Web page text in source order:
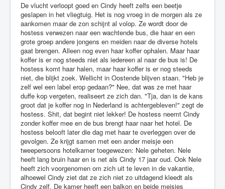
De vlucht verloopt goed en Cindy heeft zelfs een beetje
geslapen in het vliegtuig. Het is nog vroeg in de morgen als ze
aankomen maar de zon schijnt al volop. Ze wordt door de
hostess verwezen naar een wachtende bus, die haar en een
grote groep andere jongens en meiden naar de diverse hotels
gaat brengen. Alleen nog even haar koffer ophalen. Maar haar
koffer is er nog steeds niet als iedereen al naar de bus is! De
hostess komt haar halen, maar haar koffer is er nog steeds
niet, die blijkt zoek. Wellicht in Oostende blijven staan. "Heb je
zelf wel een label erop gedaan?" Nee, dat was ze met haar
duffe kop vergeten, realiseert ze zich dan. "Tja, dan is de kans
groot dat je koffer nog in Nederland is achtergebleven!" zegt de
hostess. Shit, dat begint niet lekker! De hostess neemt Cindy
zonder koffer mee en de bus brengt haar naar het hotel. De
hostess belooft later die dag met haar te overleggen over de
gevolgen. Ze krijgt samen met een ander meisje een
tweepersoons hotelkamer toegewezen: Nele geheten. Nele
heeft lang bruin haar en is net als Cindy 17 jaar oud. Ook Nele
heeft zich voorgenomen om zich uit te leven in de vakantie,
alhoewel Cindy ziet dat ze zich niet zo uitdagend kleedt als
Cindy zelf. De kamer heeft een balkon en beide meisjes